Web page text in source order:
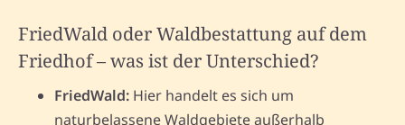
FriedWald oder Waldbestattung auf dem
Friedhof – was ist der Unterschied?
FriedWald: Hier handelt es sich um
naturbelassene Waldgebiete außerhalb